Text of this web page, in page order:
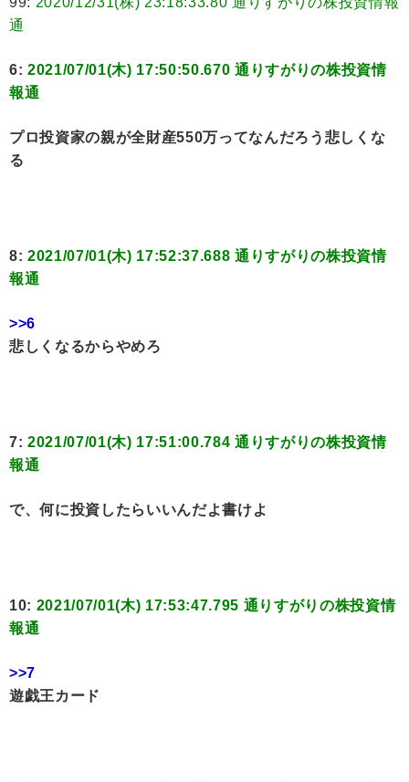
通
6: 2021/07/01(木) 17:50:50.670 通りすがりの株投資情
報通
プロ投資家の親が全財産550万ってなんだろう悲しくな
る
8: 2021/07/01(木) 17:52:37.688 通りすがりの株投資情
報通
>>6
悲しくなるからやめろ
7: 2021/07/01(木) 17:51:00.784 通りすがりの株投資情
報通
で、何に投資したらいいんだよ書けよ
10: 2021/07/01(木) 17:53:47.795 通りすがりの株投資情
報通
>>7
遊戯王カード